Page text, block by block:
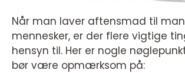
Når man laver aftensmad til
mennesker, er der flere vigtige
hensyn til. Her er nogle
bør være opmærksom på: